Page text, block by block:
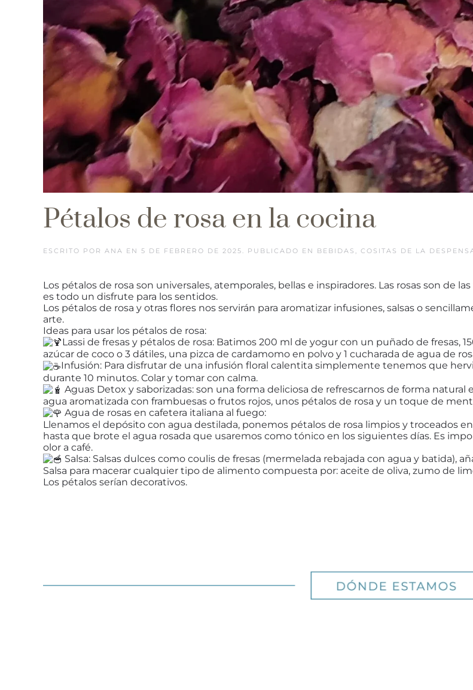
Pétalos de rosa en la cocina
ESCRITO POR ANA EN 5 DE FEBRERO DE 2025 . PUBLICADO EN BEBIDAS , COSITAS DE LA
Los pétalos de rosa son universales, atemporales, bellas e inspiradores. Las rosas son de
es todo un disfrute para los sentidos.
Los pétalos de rosa y otras flores nos servirán para aromatizar infusiones, salsas o
arte.
Ideas para usar los pétalos de rosa:
Lassi de fresas y pétalos de rosa: Batimos 200 ml de yogur con un puñado de fresas,
azúcar de coco o 3 dátiles, una pizca de cardamomo en polvo y 1 cucharada de agua de
Infusión: Para disfrutar de una infusión floral calentita simplemente tenemos que
durante 10 minutos. Colar y tomar con calma.
Aguas Detox y saborizadas: son una forma deliciosa de refrescarnos de forma
agua aromatizada con frambuesas o frutos rojos, unos pétalos de rosa y un toque de
Agua de rosas en cafetera italiana al fuego:
Llenamos el depósito con agua destilada, ponemos pétalos de rosa limpios y troceados
hasta que brote el agua rosada que usaremos como tónico en los siguientes días. Es
olor a café.
Salsa: Salsas dulces como coulis de fresas (mermelada rebajada con agua y batida),
Salsa para macerar cualquier tipo de alimento compuesta por: aceite de oliva, zumo de
Los pétalos serían decorativos.